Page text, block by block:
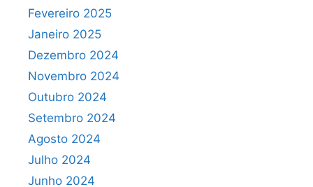
Fevereiro 2025
Janeiro 2025
Dezembro 2024
Novembro 2024
Outubro 2024
Setembro 2024
Agosto 2024
Julho 2024
Junho 2024